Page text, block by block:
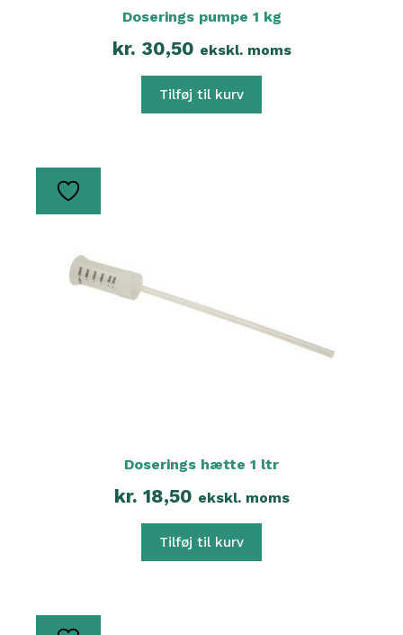
Doserings pumpe 1 kg
kr. 30,50 ekskl. moms
Tilføj til kurv
Doserings hætte 1 ltr
kr. 18,50 ekskl. moms
Tilføj til kurv